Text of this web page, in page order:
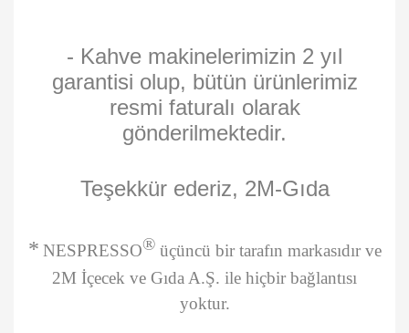
- Kahve makinelerimizin 2 yıl
garantisi olup, bütün ürünlerimiz
resmi faturalı olarak
gönderilmektedir.
Teşekkür ederiz, 2M-Gıda
* NESPRESSO®üçüncü bir tarafın markasıdır ve
2M İçecek ve Gıda A.Ş. ile hiçbir bağlantısı
yoktur.